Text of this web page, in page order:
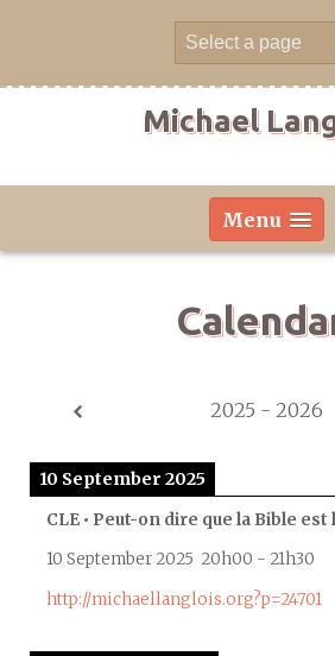
Michael
Menu
2025 - 2026
10 September 2025
CLE • Peut-on dire que la Bible est
10 September 2025 20h00 - 21h30
http://michaellanglois.org?p=24701